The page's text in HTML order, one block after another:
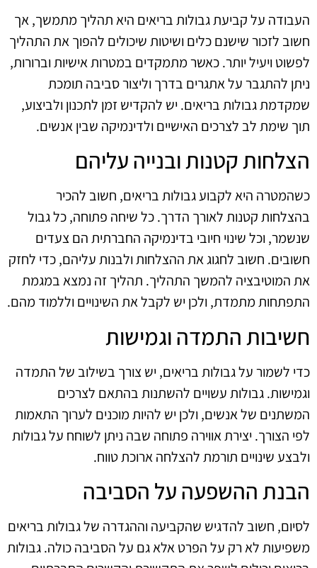
העבודה על קביעת גבולות בריאים היא תהליך מתמשך, אך
חשוב לזכור שישנם כלים ושיטות שיכולים להפוך את התהליך
לפשוט ויעיל יותר. כאשר מתמקדים במטרות אישיות וברורות,
ניתן להתגבר על אתגרים בדרך וליצור סביבה תומכת
שמקדמת גבולות בריאים. יש להקדיש זמן לתכנון ולביצוע,
תוך שימת לב לצרכים האישיים ולדינמיקה שבין אנשים.
הצלחות קטנות ובנייה עליהם
כשהמטרה היא לקבוע גבולות בריאים, חשוב להכיר
בהצלחות קטנות לאורך הדרך. כל שיחה פתוחה, כל גבול
שנשמר, וכל שינוי חיובי בדינמיקה החברתית הם צעדים
חשובים. חשוב לחגוג את ההצלחות ולבנות עליהם, כדי לחזק
את המוטיבציה להמשך התהליך. תהליך זה נמצא במגמת
התפתחות מתמדת, ולכן יש לקבל את השינויים וללמוד מהם.
חשיבות התמדה וגמישות
כדי לשמור על גבולות בריאים, יש צורך בשילוב של התמדה
וגמישות. גבולות עשויים להשתנות בהתאם לצרכים
המשתנים של אנשים, ולכן יש להיות מוכנים לערוך התאמות
לפי הצורך. יצירת אווירה פתוחה שבה ניתן לשוחח על גבולות
ולבצע שינויים תורמת להצלחה ארוכת טווח.
הבנת ההשפעה על הסביבה
לסיום, חשוב להדגיש שהקביעה וההגדרה של גבולות בריאים
משפיעות לא רק על הפרט אלא גם על הסביבה כולה. גבולות